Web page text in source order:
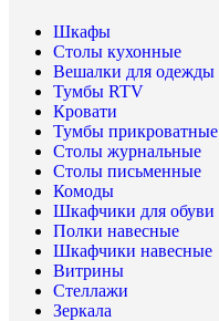
Шкафы
Столы кухонные
Вешалки для одежды
Тумбы RTV
Кровати
Тумбы прикроватные
Столы журнальные
Столы письменные
Комоды
Шкафчики для обуви
Полки навесные
Шкафчики навесные
Витрины
Стеллажи
Зеркала